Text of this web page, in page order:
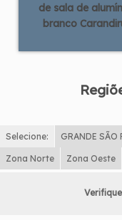
de sala de
branco
Selecione: GRANDE SÃO
Zona Norte Zona Oeste